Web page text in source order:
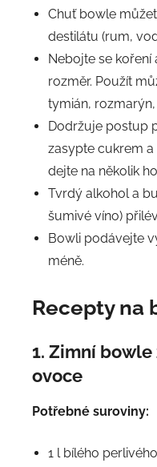
Chuť bowle
destilátu (rum,
Nebojte se koření
rozměr. Použít
tymián,
Dodržuje postup
zasypte cukrem a
dejte na několik
Tvrdý alkohol a
šumivé víno)
Bowli podávejte
méně.
Recepty na
1. Zimní
ovoce
Potřebné suroviny:
1 l bílého